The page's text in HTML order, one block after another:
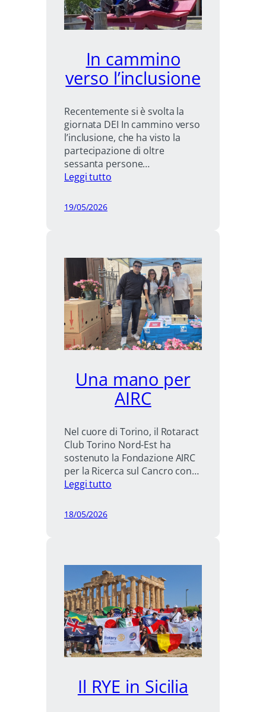
In cammino
verso l’inclusione
Recentemente si è svolta la
giornata DEI In cammino verso
l’inclusione, che ha visto la
partecipazione di oltre
sessanta persone…
Leggi tutto:
19/05/2026
Una mano per
AIRC
Nel cuore di Torino, il Rotaract
Club Torino Nord-Est ha
sostenuto la Fondazione AIRC
per la Ricerca sul Cancro con…
Leggi tutto:
18/05/2026
Il RYE in Sicilia